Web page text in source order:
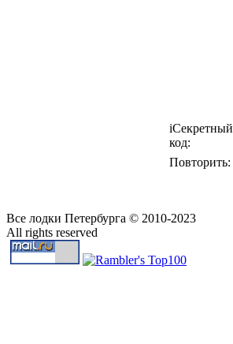
iСекретный
код:
Повторить:
Все лодки Петербурга © 2010-2023
All rights reserved